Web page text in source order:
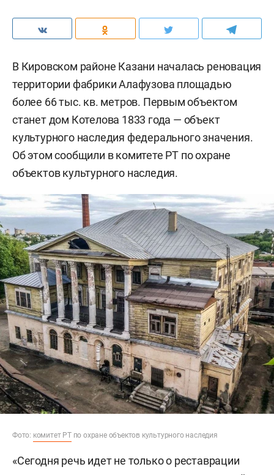
В Кировском районе Казани началась реновация
территории фабрики Алафузова площадью
более 66 тыс. кв. метров. Первым объектом
станет дом Котелова 1833 года — объект
культурного наследия федерального значения.
Об этом сообщили в комитете РТ по охране
объектов культурного наследия.
Фото: комитет РТпо охране объектов культурного наследия
«Сегодня речь идет не только о реставрации